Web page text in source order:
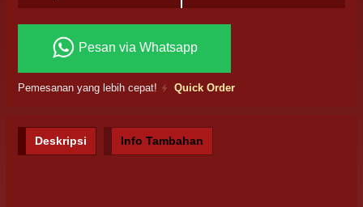
Pesan via Whatsapp
Pemesanan yang lebih cepat! Quick Order
Deskripsi Info Tambahan